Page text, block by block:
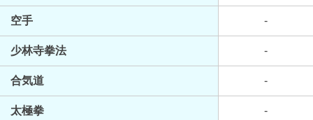
空手 -
少林寺拳法 -
合気道 -
太極拳 -